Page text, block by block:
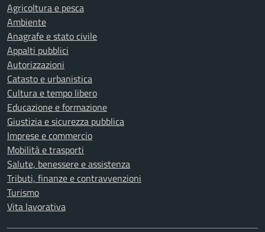
Agricoltura e pesca
Ambiente
Anagrafe e stato civile
Appalti pubblici
Autorizzazioni
Catasto e urbanistica
Cultura e tempo libero
Educazione e formazione
Giustizia e sicurezza pubblica
Imprese e commercio
Mobilità e trasporti
Salute, benessere e assistenza
Tributi, finanze e contravvenzioni
Turismo
Vita lavorativa